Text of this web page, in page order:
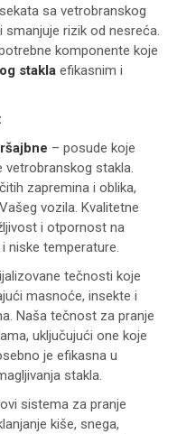
sa vetrobranskog
rizik od nesreća.
komponente koje
stakla efikasnim i
– posude koje
stakla.
zapremina i oblika,
vozila. Kvalitetne
i otpornost na
niske temperature.
tečnosti koje
masnoće, insekte i
Naša tečnost za pranje
uključujući one koje
je efikasna u
stakla.
sistema za pranje
kiše, snega,